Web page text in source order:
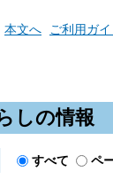
本文へ ご利用ガイ
しの情報
すべて ペ